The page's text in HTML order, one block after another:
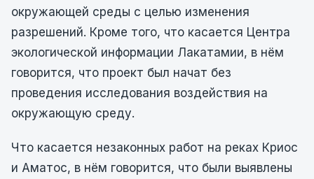
окружающей среды с целью изменения
разрешений. Кроме того, что касается Центра
экологической информации Лакатамии, в нём
говорится, что проект был начат без
проведения исследования воздействия на
окружающую среду.
Что касается незаконных работ на реках Криос
и Аматос, в нём говорится, что были выявлены